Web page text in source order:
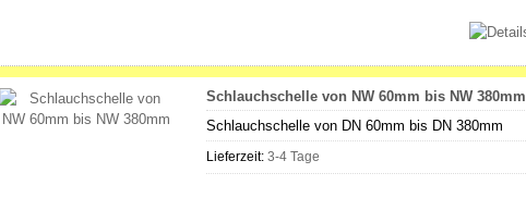
Schlauchschelle von NW 60mm bis NW 380mm
Schlauchschelle von DN 60mm bis DN 380mm
Lieferzeit: 3-4 Tage